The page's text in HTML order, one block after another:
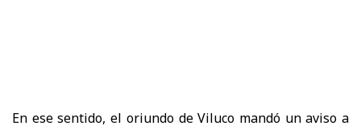
En ese sentido, el oriundo de Viluco mandó un aviso a